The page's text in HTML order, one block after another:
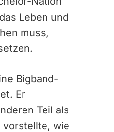
Leben und
muss,
Bigband-
Er
Teil als
vorstellte, wie